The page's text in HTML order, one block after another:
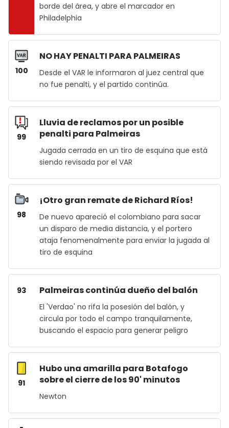
borde del área, y abre el marcador en
Philadelphia
100
NO HAY PENALTI PARA PALMEIRAS
Desde el VAR le informaron al juez central que
no fue penalti, y el partido continúa.
99
Lluvia de reclamos por un posible
penalti para Palmeiras
Jugada cerrada en un tiro de esquina que está
siendo revisada por el VAR
98
¡Otro gran remate de Richard Ríos!
De nuevo apareció el colombiano para sacar
un disparo de media distancia, y el portero
ataja fenomenalmente para enviar la jugada al
tiro de esquina
93 Palmeiras continúa dueño del balón
El 'Verdao' no rifa la posesión del balón, y
circula por todo el campo tranquilamente,
buscando el espacio para generar peligro
91
Hubo una amarilla para Botafogo
sobre el cierre de los 90' minutos
Newton